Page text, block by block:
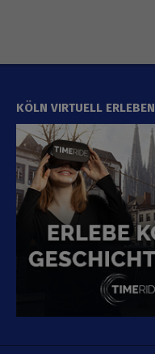
KÖLN VIRTUELL ERLEBEN